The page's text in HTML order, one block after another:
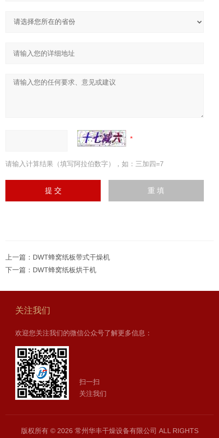
请输入计算结果（填写阿拉伯数字），如：三加四=7
上一篇： DWT蜂窝纸板带式干燥机
下一篇： DWT蜂窝纸板烘干机
关注我们
欢迎您关注我们的微信公众号了解更多信息：
扫一扫
关注我们
版权所有 © 2026 常州华丰干燥设备有限公司 ALL RIGHTS